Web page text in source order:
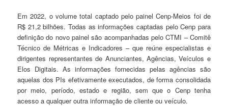
Em 2022, o volume total captado pelo painel Cenp-Meios foi de
R$ 21,2 bilhões. Todas as informações captadas pelo Cenp para
definição do novo painel são acompanhadas pelo CTMI – Comitê
Técnico de Métricas e Indicadores – que reúne especialistas e
dirigentes representantes de Anunciantes, Agências, Veículos e
Elos Digitais. As informações fornecidas pelas agências são
aquelas dos PIs efetivamente executados, de forma consolidada
por meio, período, estado e região, sem que o Cenp tenha
acesso a qualquer outra informação de cliente ou veículo.